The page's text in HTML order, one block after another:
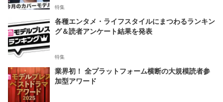
特集
各種エンタメ・ライフスタイルにまつわるランキン
グ＆読者アンケート結果を発表
特集
業界初！ 全プラットフォーム横断の大規模読者参
加型アワード